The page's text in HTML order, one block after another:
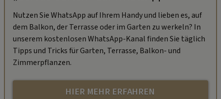
Nutzen Sie WhatsApp auf Ihrem Handy und lieben es, auf
dem Balkon, der Terrasse oder im Garten zu werkeln? In
unserem kostenlosen WhatsApp-Kanal finden Sie täglich
Tipps und Tricks für Garten, Terrasse, Balkon- und
Zimmerpflanzen.
HIER MEHR ERFAHREN